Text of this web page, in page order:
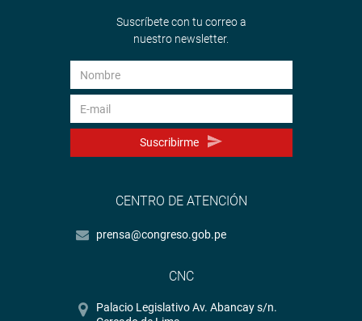
Suscríbete con tu correo a
nuestro newsletter.
Suscribirme
CENTRO DE ATENCIÓN
prensa@congreso.gob.pe
CNC
Palacio Legislativo Av. Abancay s/n.